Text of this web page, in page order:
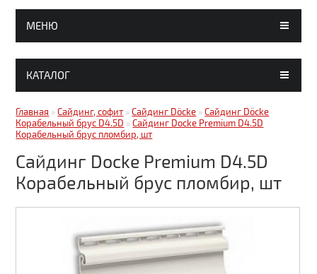
МЕНЮ
ГЛАВНАЯ
СТАТЬИ
ГАЛЕРЕЯ
ДОСТАВКА И ОПЛАТА
КАТАЛОГ
Гипсокартон, комплектующие
Строительные смеси
Кирпич, блоки
Краски, грунтовки, клея
Битумные кровельные материалы
Главная »Сайдинг, софит »Сайдинг Döcke »Сайдинг Döcke
Корабельный брус D4.5D »Сайдинг Docke Premium D4.5D
Корабельный брус пломбир, шт
Сайдинг Docke Premium D4.5D
Корабельный брус пломбир, шт